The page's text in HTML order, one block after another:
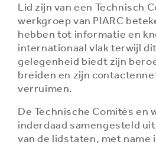
Lid zijn van een Technisch
werkgroep van PIARC
hebben tot informatie en
internationaal vlak terwijl
gelegenheid biedt zijn
breiden en zijn
verruimen.
De Technische Comités en
inderdaad samengesteld
van de lidstaten, met name